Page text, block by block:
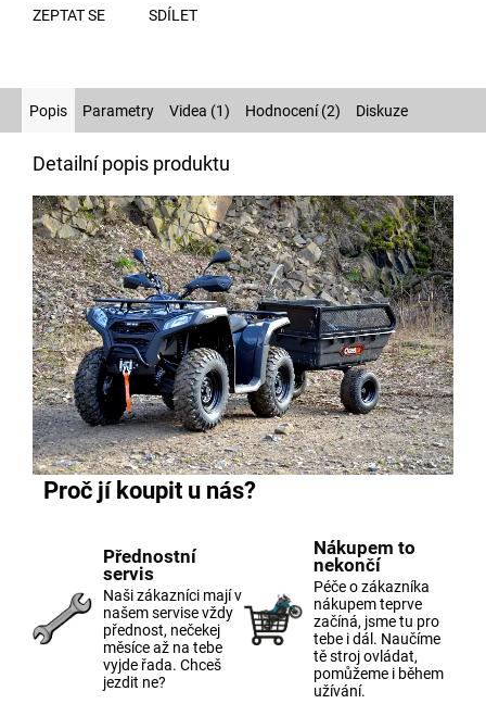
ZEPTAT SE SDÍLET
Popis Parametry Videa (1) Hodnocení (2) Diskuze
Detailní popis produktu
Proč jí koupit u nás?
Přednostní
servis
Naši zákazníci mají v
našem servise vždy
přednost, nečekej
měsíce až na tebe
vyjde řada. Chceš
jezdit ne?
Nákupem to
nekončí
Péče o zákazníka
nákupem teprve
začíná, jsme tu pro
tebe i dál. Naučíme
tě stroj ovládat,
pomůžeme i během
užívání.